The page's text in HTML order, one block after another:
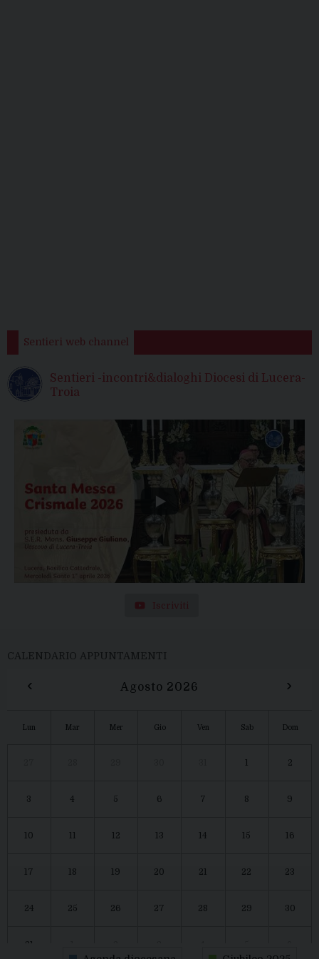
Sentieri web channel
Sentieri -incontri&dialoghi Diocesi di Lucera-
Troia
Iscriviti
CALENDARIO APPUNTAMENTI
‹ Agosto 2026 ›
Lun Mar Mer Gio Ven Sab Dom
1 2
3 4 5 6 7 8 9
10 11 12 13 14 15 16
17 18 19 20 21 22 23
24 25 26 27 28 29 30
31